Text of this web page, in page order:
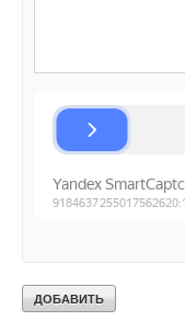
Комментарии
В этой теме еще нет